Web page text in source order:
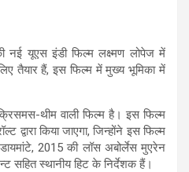
नई यूएस इंडी फिल्म लक्ष्मण लोपेज में
तैयार हैं, इस फिल्म में मुख्य भूमिका में
थीम वाली फिल्म है। इस फिल्म
द्वारा किया जाएगा, जिन्होंने इस फिल्म
2015 की लॉस अबोर्लेस मुएरेन
सहित स्थानीय हिट के निर्देशक हैं।